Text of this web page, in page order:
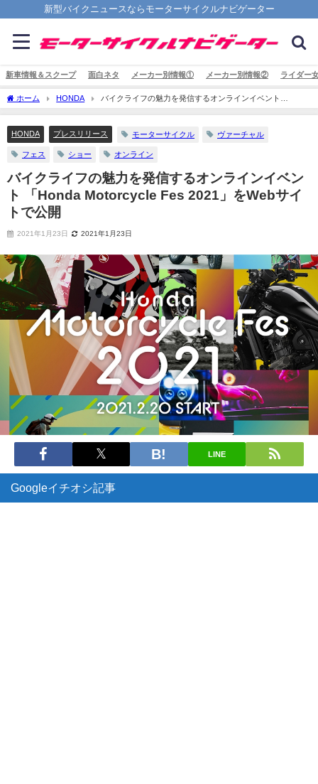
新型バイクニュースならモーターサイクルナビゲーター
新車情報＆スクープ 面白ネタ メーカー別情報① メーカー別情報② ライダー
ホーム HONDA
バイクライフの魅力を発信するオンラインイベント
「Honda Motorcycle Fes 2021」をWebサイトで公開
HONDA プレスリリース モーターサイクル ヴァーチャル
フェス ショー オンライン
バイクライフの魅力を発信するオンラインイベン
ト 「Honda Motorcycle Fes 2021」をWebサイ
トで公開
2021年1月23日 2021年1月23日
LINE
Googleイチオシ記事